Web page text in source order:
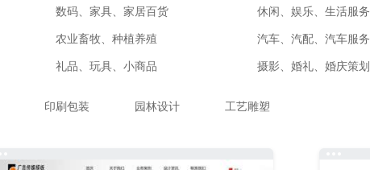
数码、家具、家居百货 休闲、娱乐、生活服务
农业畜牧、种植养殖 汽车、汽配、汽车服务
礼品、玩具、小商品 摄影、婚礼、婚庆策划
印刷包装 园林设计 工艺雕塑